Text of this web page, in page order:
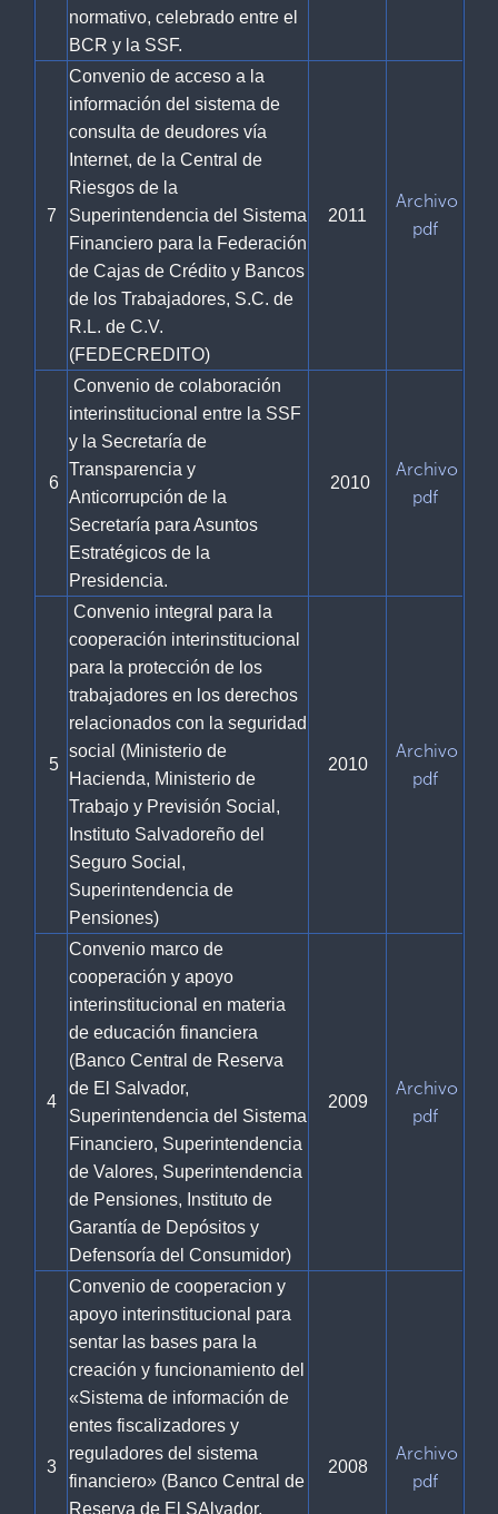
normativo, celebrado entre el
BCR y la SSF.
7
Convenio de acceso a la
información del sistema de
consulta de deudores vía
Internet, de la Central de
Riesgos de la
Superintendencia del Sistema
Financiero para la Federación
de Cajas de Crédito y Bancos
de los Trabajadores, S.C. de
R.L. de C.V.
(FEDECREDITO)
2011
Archivo
pdf
6
Convenio de colaboración
interinstitucional entre la SSF
y la Secretaría de
Transparencia y
Anticorrupción de la
Secretaría para Asuntos
Estratégicos de la
Presidencia.
2010
Archivo
pdf
5
Convenio integral para la
cooperación interinstitucional
para la protección de los
trabajadores en los derechos
relacionados con la seguridad
social (Ministerio de
Hacienda, Ministerio de
Trabajo y Previsión Social,
Instituto Salvadoreño del
Seguro Social,
Superintendencia de
Pensiones)
2010
Archivo
pdf
4
Convenio marco de
cooperación y apoyo
interinstitucional en materia
de educación financiera
(Banco Central de Reserva
de El Salvador,
Superintendencia del Sistema
Financiero, Superintendencia
de Valores, Superintendencia
de Pensiones, Instituto de
Garantía de Depósitos y
Defensoría del Consumidor)
2009
Archivo
pdf
3
Convenio de cooperacion y
apoyo interinstitucional para
sentar las bases para la
creación y funcionamiento del
«Sistema de información de
entes fiscalizadores y
reguladores del sistema
financiero» (Banco Central de
Reserva de El SAlvador,
2008
Archivo
pdf